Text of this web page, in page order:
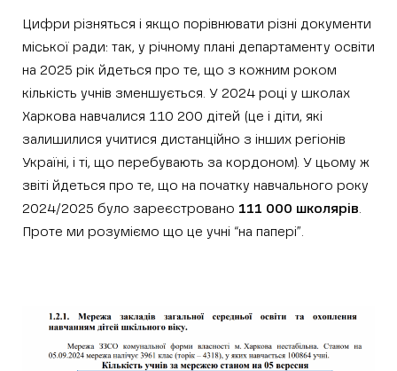
Цифри різняться і якщо порівнювати різні документи
міської ради: так, у річному плані департаменту освіти
на 2025 рік йдеться про те, що з кожним роком
кількість учнів зменшується. У 2024 році у школах
Харкова навчалися 110 200 дітей (це і діти, які
залишилися учитися дистанційно з інших регіонів
Україні, і ті, що перебувають за кордоном). У цьому ж
звіті йдеться про те, що на початку навчального року
2024/2025 було зареєстровано 111 000 школярів
Проте ми розуміємо що це учні “на папері”.